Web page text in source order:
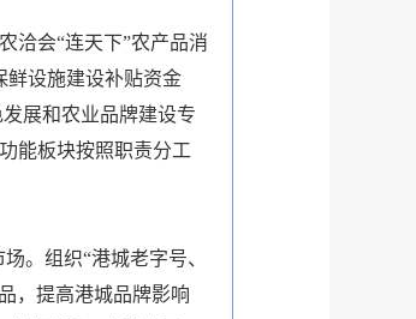
洽会“连天下”农产品消
鲜设施建设补贴资金
展和农业品牌建设专
能板块按照职责分工
。组织“港城老字号、
，提高港城品牌影响